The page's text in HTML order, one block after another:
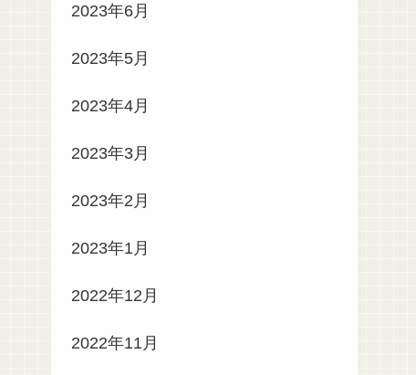
2023年6月
2023年5月
2023年4月
2023年3月
2023年2月
2023年1月
2022年12月
2022年11月